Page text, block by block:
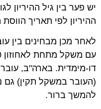
יש פער בין גיל ההיריון
ההיריון לפי תאריך
לאחר מכן מבחינים בין
דו-מימדית. בארה"ב,
(העובר במשקל תקין) גם
להמשך ברור.